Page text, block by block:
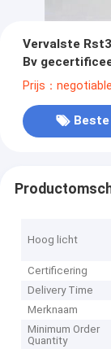
Vervalste
Bv
Prijs：negotiable
Hoog licht
Certificering
Delivery Time
Merknaam
Minimum Order
Quantity